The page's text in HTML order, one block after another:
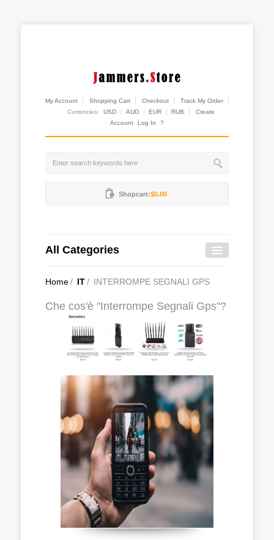
My Account Shopping Cart Checkout
Track My Order
Currencies:
USD AUD EUR RUB
Create
Account
Log In ?
Shopcart:$0.00
All Categories
Home/ IT/ INTERROMPE SEGNALI GPS
Che cos'è "Interrompe Segnali Gps"?